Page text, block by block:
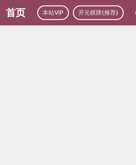
首页 本站VIP 开元棋牌(推荐)